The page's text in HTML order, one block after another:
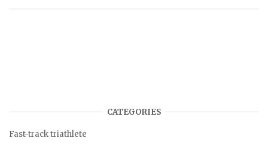
CATEGORIES
Fast-track triathlete